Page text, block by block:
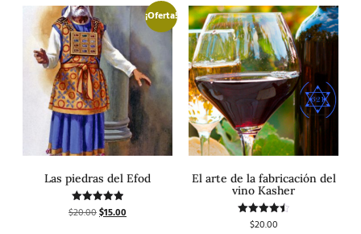
¡Oferta!
Las piedras del Efod
Valorado
con
$20.00$15.00
El arte de la fabricación del
vino Kasher
Valorado
$20.00